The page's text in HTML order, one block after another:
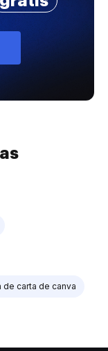
de carta de canva